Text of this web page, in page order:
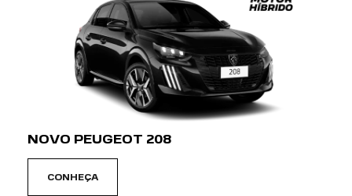
NOVO PEUGEOT 208
CONHEÇA